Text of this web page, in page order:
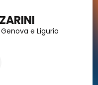
e Liguria